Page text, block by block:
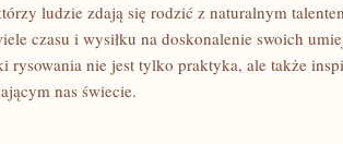
ludzie zdają się rodzić z naturalnym
czasu i wysiłku na doskonalenie swoich
rysowania nie jest⁢ tylko praktyka,⁣ ale także
nas świecie.